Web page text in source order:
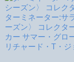
ターミネーター:サ
ーズン〉 コレクタ
カー サマー・グロ
リチャード・T・ジ